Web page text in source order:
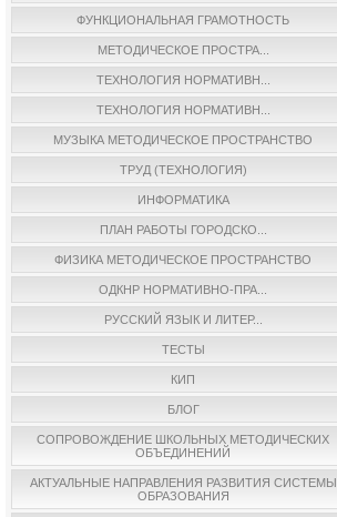
ФУНКЦИОНАЛЬНАЯ ГРАМОТНОСТЬ
МЕТОДИЧЕСКОЕ ПРОСТРА...
ТЕХНОЛОГИЯ НОРМАТИВН...
ТЕХНОЛОГИЯ НОРМАТИВН...
МУЗЫКА МЕТОДИЧЕСКОЕ ПРОСТРАНСТВО
ТРУД (ТЕХНОЛОГИЯ)
ИНФОРМАТИКА
ПЛАН РАБОТЫ ГОРОДСКО...
ФИЗИКА МЕТОДИЧЕСКОЕ ПРОСТРАНСТВО
ОДКНР НОРМАТИВНО-ПРА...
РУССКИЙ ЯЗЫК И ЛИТЕР...
ТЕСТЫ
КИП
БЛОГ
СОПРОВОЖДЕНИЕ ШКОЛЬНЫХ МЕТОДИЧЕСКИХ
ОБЪЕДИНЕНИЙ
АКТУАЛЬНЫЕ НАПРАВЛЕНИЯ РАЗВИТИЯ СИСТЕМЫ
ОБРАЗОВАНИЯ